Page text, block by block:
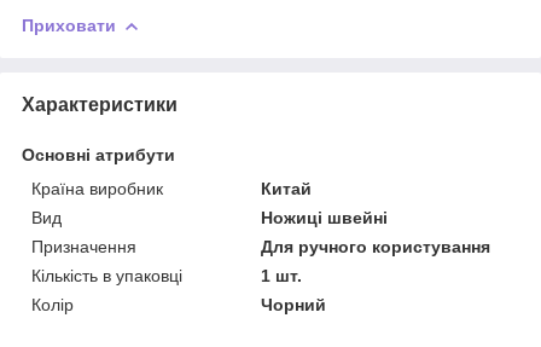
Приховати
Характеристики
Основні атрибути
Країна виробник
Китай
Вид
Ножиці швейні
Призначення
Для ручного користування
Кількість в упаковці
1 шт.
Колір
Чорний